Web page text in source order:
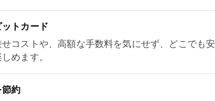
トカード
コストや、高額な手数料を気にせず、どこでも安
めます。
約